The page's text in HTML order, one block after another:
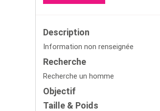
Description
Information non renseignée
Recherche
Recherche un homme
Objectif
Taille & Poids